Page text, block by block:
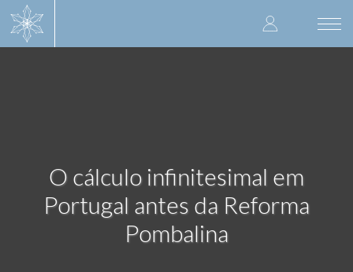
User
account
O cálculo infinitesimal em
Portugal antes da Reforma
Pombalina